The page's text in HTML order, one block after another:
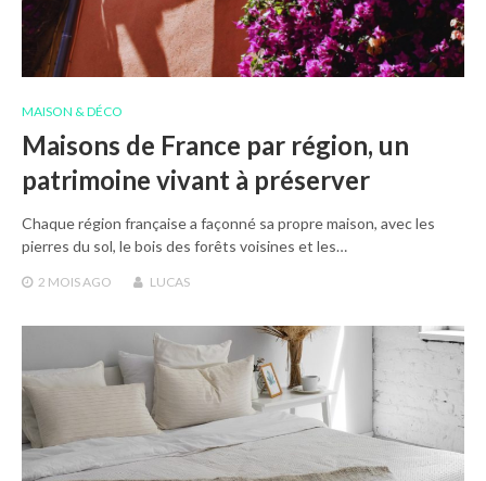
MAISON & DÉCO
Maisons de France par région, un
patrimoine vivant à préserver
Chaque région française a façonné sa propre maison, avec les
pierres du sol, le bois des forêts voisines et les…
2 MOISAGO LUCAS